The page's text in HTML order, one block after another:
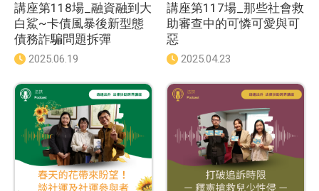
講座第118場_融資融到大
白鯊~卡債風暴後新型態
債務詐騙問題拆彈
發
日
期
：
2025.06.19
講座第117場_那些社會救
助審查中的可憐可愛與可
惡
發
日
期
2025.04.23